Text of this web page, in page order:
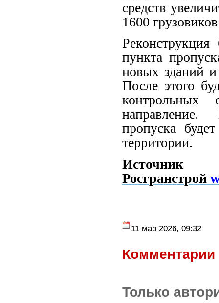
средств
1600
Реконструкция
пункта
новых зданий и
После этого
контрольных
направление.
пропуска
территории.
Росгранстрой
11 мар 2026, 09:32
Комментарии
Только